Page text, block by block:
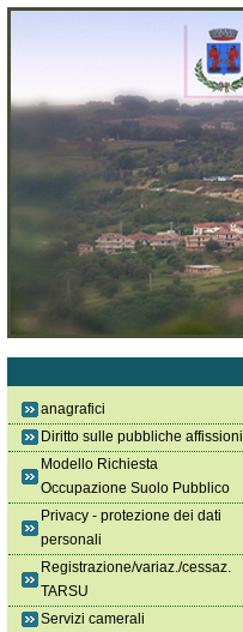
anagrafici
Diritto sulle pubbliche affissioni
Modello Richiesta
Occupazione Suolo Pubblico
Privacy - protezione dei dati
personali
Registrazione/variaz./cessaz.
TARSU
Servizi camerali